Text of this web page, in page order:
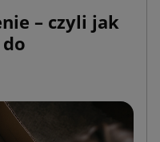
– czyli jak